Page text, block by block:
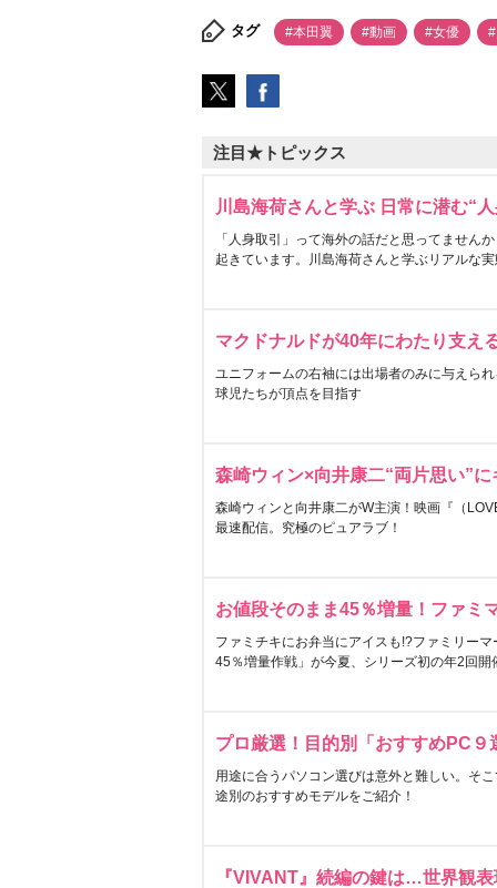
タグ #本田翼 #動画 #女優
注目★トピックス
川島海荷さんと学ぶ 日常に潜む“
「人身取引」って海外の話だと思ってません
起きています。川島海荷さんと学ぶリアルな
マクドナルドが40年にわたり支え
ユニフォームの右袖には出場者のみに与えら
球児たちが頂点を目指す
森崎ウィン×向井康二“両片思い”
森崎ウィンと向井康二がW主演！映画『（
最速配信。究極のピュアラブ！
お値段そのまま45％増量！ファミ
ファミチキにお弁当にアイスも!?ファミリー
45％増量作戦」が今夏、シリーズ初の年2回開
プロ厳選！目的別「おすすめPC９
用途に合うパソコン選びは意外と難しい。そ
途別のおすすめモデルをご紹介！
『VIVANT』続編の鍵は…世界観